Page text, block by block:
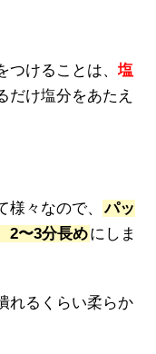
けることは、 塩
だけ塩分をあたえ
々なので、
パッ
2〜3分長めにしま
れるくらい柔らか